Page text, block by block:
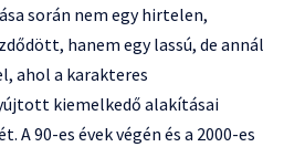
során nem egy hirtelen,
hanem egy lassú, de annál
ahol a karakteres
kiemelkedő alakításai
A 90-es évek végén és a 2000-es